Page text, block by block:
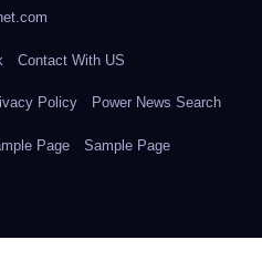
Contact With US
Policy Power News Search
Page Sample Page